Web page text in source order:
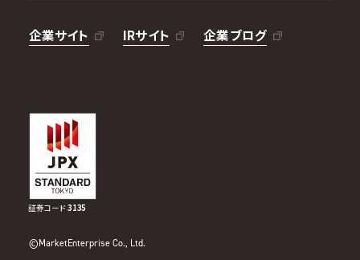
企業サイト IRサイト 企業ブログ
©MarketEnterprise Co., Ltd.
証券コード3135